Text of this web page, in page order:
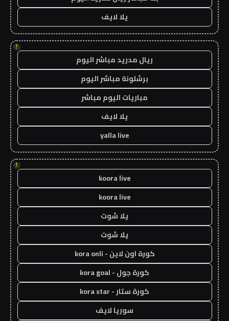
يلا لايف
!
ريال مدريد مباشر اليوم
برشلونة مباشر اليوم
مباريات اليوم مباشر
يلا لايف
yalla live
!
koora live
koora live
يلا شوت
يلا شوت
كورة اون لاين - kora onli
كورة جول - kora goal
كورة ستار - kora star
سوريا لايف